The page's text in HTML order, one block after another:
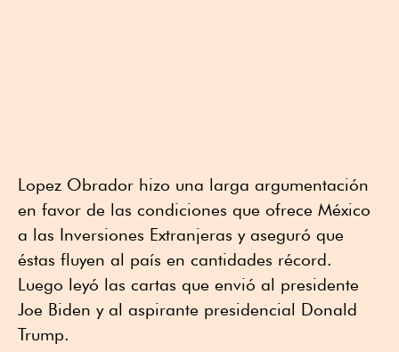
Lopez Obrador hizo una larga argumentación
en favor de las condiciones que ofrece México
a las Inversiones Extranjeras y aseguró que
éstas fluyen al país en cantidades récord.
Luego leyó las cartas que envió al presidente
Joe Biden y al aspirante presidencial Donald
Trump.